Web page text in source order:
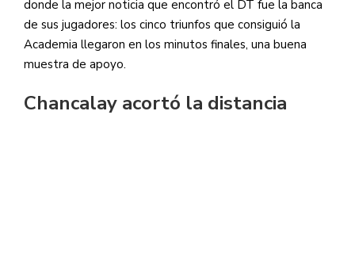
donde la mejor noticia que encontró el DT fue la banca
de sus jugadores: los cinco triunfos que consiguió la
Academia llegaron en los minutos finales, una buena
muestra de apoyo.
Chancalay acortó la distancia